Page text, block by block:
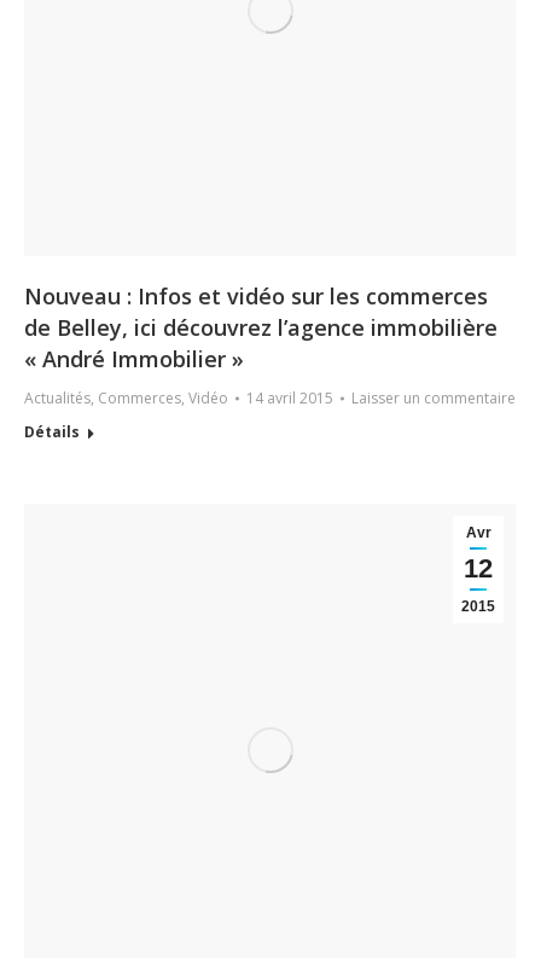
Nouveau : Infos et vidéo sur les commerces
de Belley, ici découvrez l’agence immobilière
« André Immobilier »
Actualités, Commerces, Vidéo 14 avril 2015
Laisser un commentaire
Détails
Avr
12
2015